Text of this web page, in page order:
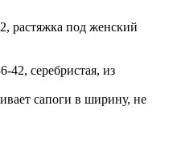
растяжка под женский
42, серебристая, из
сапоги в ширину, не